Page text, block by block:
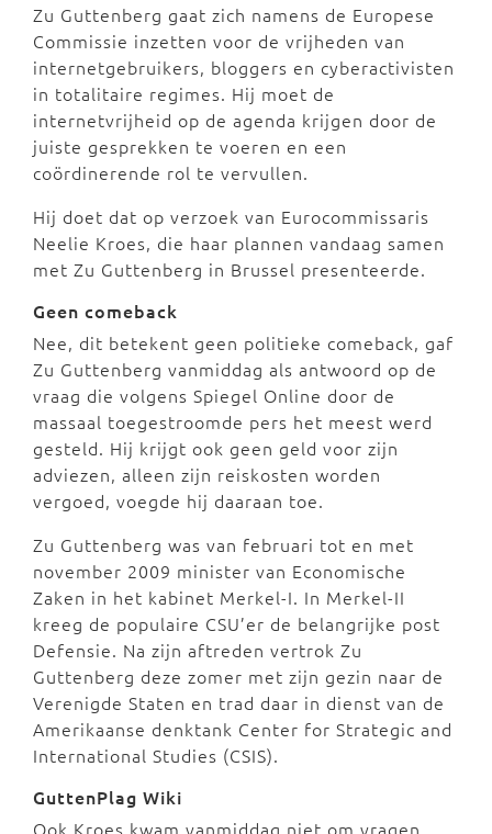
Zu Guttenberg gaat zich namens de Europese
Commissie inzetten voor de vrijheden van
internetgebruikers, bloggers en cyberactivisten
in totalitaire regimes. Hij moet de
internetvrijheid op de agenda krijgen door de
juiste gesprekken te voeren en een
coördinerende rol te vervullen.
Hij doet dat op verzoek van Eurocommissaris
Neelie Kroes, die haar plannen vandaag samen
met Zu Guttenberg in Brussel presenteerde.
Geen comeback
Nee, dit betekent geen politieke comeback, gaf
Zu Guttenberg vanmiddag als antwoord op de
vraag die volgens Spiegel Online door de
massaal toegestroomde pers het meest werd
gesteld. Hij krijgt ook geen geld voor zijn
adviezen, alleen zijn reiskosten worden
vergoed, voegde hij daaraan toe.
Zu Guttenberg was van februari tot en met
november 2009 minister van Economische
Zaken in het kabinet Merkel-I. In Merkel-II
kreeg de populaire CSU’er de belangrijke post
Defensie. Na zijn aftreden vertrok Zu
Guttenberg deze zomer met zijn gezin naar de
Verenigde Staten en trad daar in dienst van de
Amerikaanse denktank Center for Strategic and
International Studies (CSIS).
GuttenPlag Wiki
Ook Kroes kwam vanmiddag niet om vragen